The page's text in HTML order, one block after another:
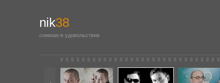
nik38
снимаю в удовольствие